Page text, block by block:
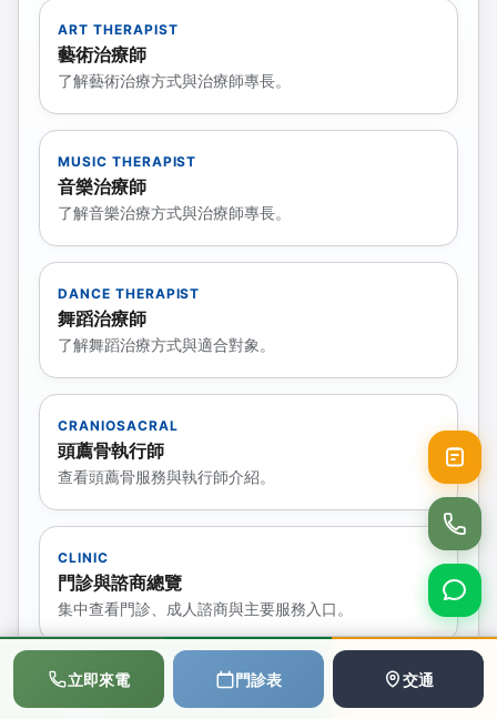
立即來電 門診表 交通
ART THERAPIST
藝術治療師
了解藝術治療方式與治療師專長。
MUSIC THERAPIST
音樂治療師
了解音樂治療方式與治療師專長。
DANCE THERAPIST
舞蹈治療師
了解舞蹈治療方式與適合對象。
CRANIOSACRAL
頭薦骨執行師
查看頭薦骨服務與執行師介紹。
CLINIC
門診與諮商總覽
集中查看門診、成人諮商與主要服務入口。
CHILD INTAKE
📞 💬 📅